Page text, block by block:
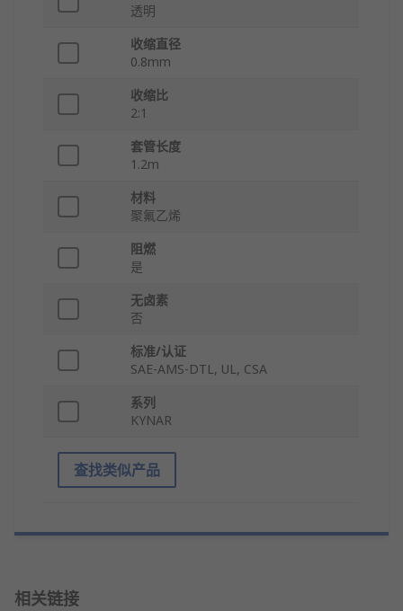
透明
收缩直径
0.8mm
收缩比
2:1
套管长度
1.2m
材料
聚氟乙烯
阻燃
是
无卤素
否
标准/认证
SAE-AMS-DTL, UL, CSA
系列
KYNAR
查找类似产品
相关链接